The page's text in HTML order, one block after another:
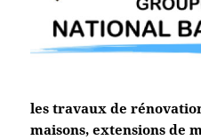
les travaux de
maisons, extensions de